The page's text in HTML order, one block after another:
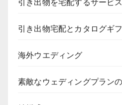
引き出物を宅配するサービス
引き出物宅配とカタログギ
海外ウエディング
素敵なウェディングプラン